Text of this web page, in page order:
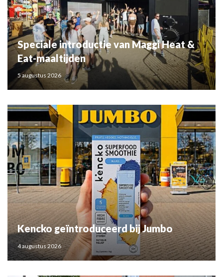
Speciale introductie van Maggi Heat &
Eat-maaltijden
5 augustus 2026
Kencko geïntroduceerd bij Jumbo
4 augustus 2026